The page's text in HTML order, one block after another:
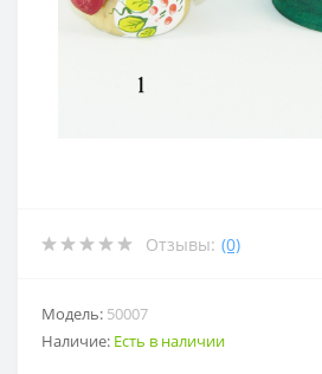
Отзывы: (0)
Модель: 50007
Наличие: Есть в наличии